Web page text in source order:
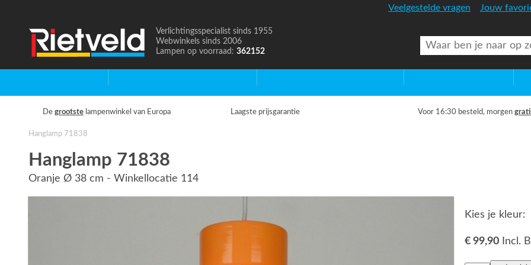
Veelgestelde vragen Jouw
Naar
de
Verlichtingsspecialist sinds 1955
Webwinkels sinds 2006
Lampen op voorraad: 362152
De grootste lampenwinkel van Europa Laagste prijsgarantie Voor 16:30 besteld, morgen
Hanglamp 71838
Hanglamp 71838
Oranje Ø 38 cm - Winkellocatie 114
Kies je kleur:
€ 99,90 Incl.